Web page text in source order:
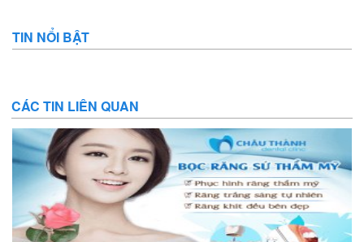
TIN NỔI BẬT
CÁC TIN LIÊN QUAN